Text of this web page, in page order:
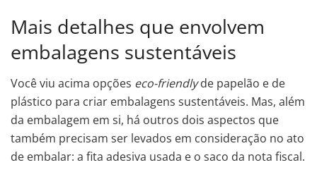
Mais detalhes que envolvem
embalagens sustentáveis
Você viu acima opções eco-friendlyde papelão e de
plástico para criar embalagens sustentáveis. Mas, além
da embalagem em si, há outros dois aspectos que
também precisam ser levados em consideração no ato
de embalar: a fita adesiva usada e o saco da nota fiscal.